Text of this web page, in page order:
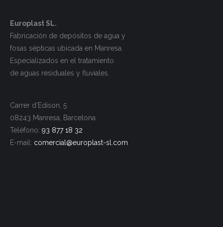
Europlast SL.
Fabricación de depósitos de agua y
fosas sépticas ubicada en Manresa.
Especializados en el tratamiento
de aguas residuales y fluviales.
Carrer d’Edison, 5
08243 Manresa, Barcelona
Teléfono: 93 877 18 32
E-mail: comercial@europlast-sl.com